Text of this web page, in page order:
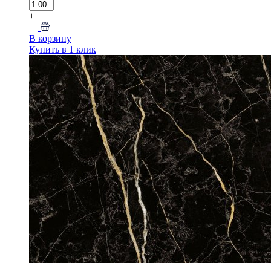
+
В корзину
Купить в 1 клик